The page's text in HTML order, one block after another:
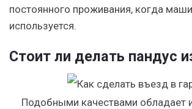
постоянного проживания, когда
используется.
Стоит ли делать пандус
Подобными качествами обладает